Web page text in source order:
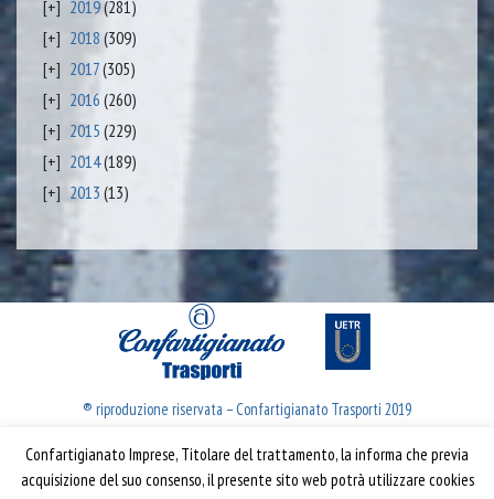
2019(281)
2018 (309)
2017(305)
2016 (260)
2015 (229)
2014(189)
2013 (13)
® riproduzione riservata – Confartigianato Trasporti 2019
Confartigianato Trasporti
Confartigianato Imprese, Titolare del trattamento, la informa che previa
acquisizione del suo consenso, il presente sito web potrà utilizzare cookies